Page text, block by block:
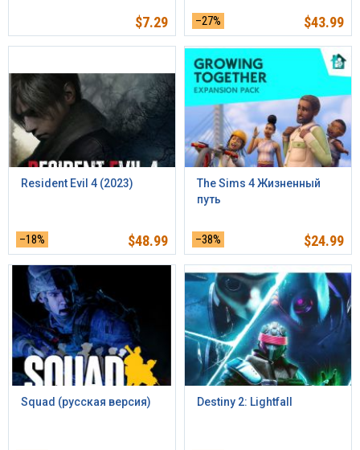
$7.29 –27% $43.99
Resident Evil 4 (2023)
–18% $48.99
The Sims 4 Жизненный
путь
–38% $24.99
Squad (русская версия) Destiny 2: Lightfall